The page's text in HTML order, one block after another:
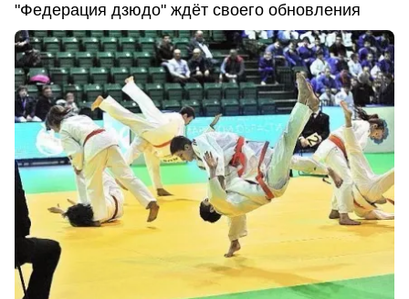
"Федерация дзюдо" ждёт своего обновления